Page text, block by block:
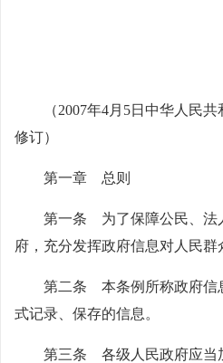
（2007年4月 5日中华人民
修订）
第一章 总则
第一条 为了保障公民、法
府，充分发挥政府信息对人民
第二条 本条例所称政府信
式记录、保存的信息。
第三条 各级人民政府应当